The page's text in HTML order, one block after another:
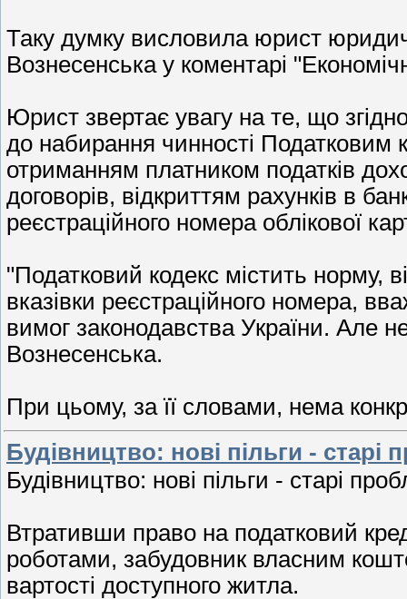
Таку думку висловила юрист
Вознесенська у коментарі
Юрист звертає увагу на те, що
до набирання чинності Податковим
отриманням платником податків
договорів, відкриттям рахунків в
реєстраційного номера облікової
"Податковий кодекс містить норму,
вказівки реєстраційного номера,
вимог законодавства України. Але
Вознесенська.
При цьому, за її словами, нема
Будівництво: нові пільги - старі
Будівництво: нові пільги - старі
Втративши право на податковий
роботами, забудовник власним
вартості доступного житла.